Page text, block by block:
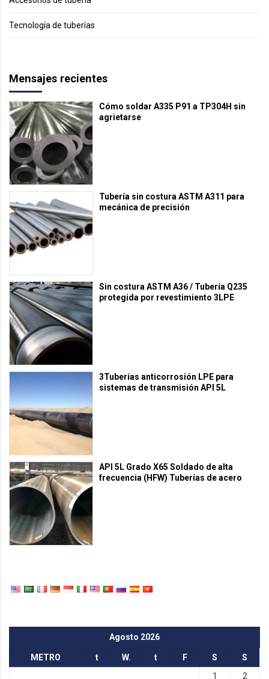
Tecnología de tuberías
Mensajes recientes
Cómo soldar A335 P91 a TP304H sin
agrietarse
Tubería sin costura ASTM A311 para
mecánica de precisión
Sin costura ASTM A36 / Tubería Q235
protegida por revestimiento 3LPE
3Tuberías anticorrosión LPE para
sistemas de transmisión API 5L
API 5L Grado X65 Soldado de alta
frecuencia (HFW) Tuberías de acero
Agosto 2026
METRO t W. t F S
S
1
2